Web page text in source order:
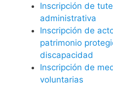
Inscripción de
administrativa
Inscripción de
patrimonio
discapacidad
Inscripción de
voluntarias